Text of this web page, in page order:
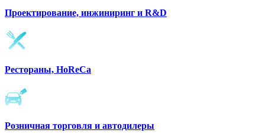
Проектирование, инжиниринг и R&D
Рестораны, HoReCa
Розничная торговля и автодилеры